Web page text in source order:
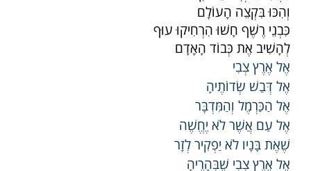
וְהִכּוּ בִּקְצֵה הָעוֹלָם
כִּבְנֵי רֶשֶׁף חָשׁוּ הִרְחִיקוּ עוּף
לְהָשִׁיב אֶת כְּבוֹד הָאָדָם
אֶל אֶרֶץ צְבִי
אֶל דְּבַשׁ שְׂדוֹתֶיהָ
אֶל הַכַּרְמֶל וְהַמִּדְבָּר
אֶל עַם אֲשֶׁר לֹא יֶחֱשֶׁה
שֶׁאֶת בָּנָיו לֹא יַפְקִיר לְזָר
אֶל אֶרֶץ צְבִי שֶׁבְּהָרֶיהָ